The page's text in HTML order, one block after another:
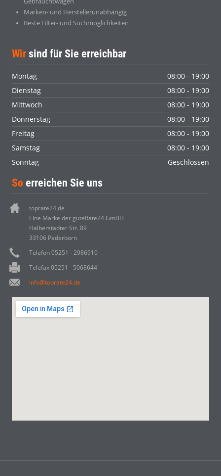
Marken- und Herstellerunabhängig
Beste Filter- und Suchmöglichkeiten
Wir sind für Sie erreichbar
Montag
08:00 - 19:00
Dienstag
08:00 - 19:00
Mittwoch
08:00 - 19:00
Donnerstag
08:00 - 19:00
Freitag
08:00 - 19:00
Samstag
08:00 - 19:00
Sonntag
Geschlossen
So erreichen Sie uns
toprate24.de
Eine Marke der guteRate24 GmBH
Halberstädter Str. 89
33106 Paderborn
Telefon 05251 - 2986910
Telefax 05251 - 5068644
info@toprate24.de